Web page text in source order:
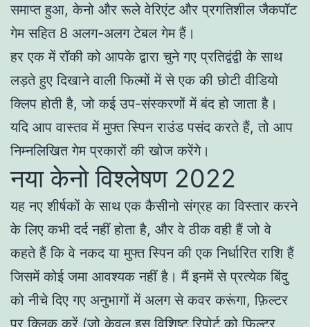
समाप्त हुआ, केनो और रूले वेरिएंट और प्रगतिशील जैकपॉट
गेम सहित 8 अलग-अलग टेबल गेम हैं।
हर एक में रॉकी को आपके द्वारा चुने गए प्रतिद्वंद्वी के साथ
लड़ते हुए दिखाने वाली फिल्मों में से एक की छोटी वीडियो
क्लिप होती है, जो कई उप-संस्करणों में बंद हो जाता है।
यदि आप वास्तव में मुफ्त स्पिन राउंड पसंद करते हैं, तो आप
निम्नलिखित गेम प्रकारों की खोज करेंगे।
नया केनो विश्लेषण 2022
यह नए शीर्षकों के साथ एक कैसीनो संग्रह का विस्तार करने
के लिए कभी दर्द नहीं होता है, और वे ठीक वही हैं जो वे
कहते हैं कि वे नकद या मुफ्त स्पिन की एक निर्धारित राशि हैं
जिसमें कोई जमा आवश्यक नहीं है। मैं इनमें से प्रत्येक बिंदु
को नीचे दिए गए अनुभागों में अलग से कवर करूंगा, फ़िल्टर
पर क्लिक करें (जो केवल इस विशिष्ट रिपोर्ट को फ़िल्टर